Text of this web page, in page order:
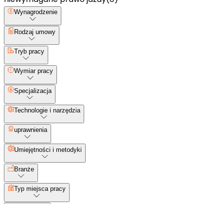
Wynagrodzenie
Rodzaj umowy
Tryb pracy
Wymiar pracy
Specjalizacja
Technologie i narzędzia
uprawnienia
Umiejętności i metodyki
Branże
Typ miejsca pracy